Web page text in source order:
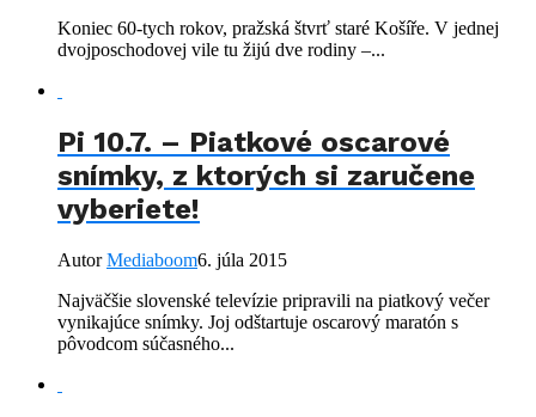
Koniec 60-tych rokov, pražská štvrť staré Košíře. V jednej
dvojposchodovej vile tu žijú dve rodiny –...
Pi 10.7. – Piatkové oscarové
snímky, z ktorých si zaručene
vyberiete!
AutorMediaboom6. júla 2015
Najväčšie slovenské televízie pripravili na piatkový večer
vynikajúce snímky. Joj odštartuje oscarový maratón s
pôvodcom súčasného...